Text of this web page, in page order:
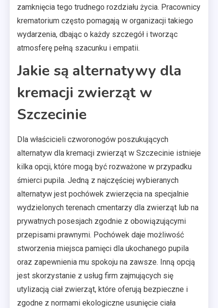
zamknięcia tego trudnego rozdziału życia. Pracownicy
krematorium często pomagają w organizacji takiego
wydarzenia, dbając o każdy szczegół i tworząc
atmosferę pełną szacunku i empatii.
Jakie są alternatywy dla
kremacji zwierząt w
Szczecinie
Dla właścicieli czworonogów poszukujących
alternatyw dla kremacji zwierząt w Szczecinie istnieje
kilka opcji, które mogą być rozważone w przypadku
śmierci pupila. Jedną z najczęściej wybieranych
alternatyw jest pochówek zwierzęcia na specjalnie
wydzielonych terenach cmentarzy dla zwierząt lub na
prywatnych posesjach zgodnie z obowiązującymi
przepisami prawnymi. Pochówek daje możliwość
stworzenia miejsca pamięci dla ukochanego pupila
oraz zapewnienia mu spokoju na zawsze. Inną opcją
jest skorzystanie z usług firm zajmujących się
utylizacją ciał zwierząt, które oferują bezpieczne i
zgodne z normami ekologiczne usunięcie ciała